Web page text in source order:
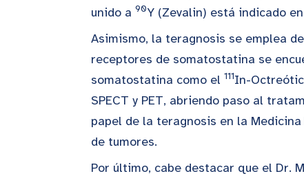
unido a 90Y (Zevalin) está indicado
Asimismo, la teragnosis se emplea
receptores de somatostatina se
somatostatina como el 111In-
SPECT y PET, abriendo paso al
papel de la teragnosis en la
de tumores.
Por último, cabe destacar que el Dr.